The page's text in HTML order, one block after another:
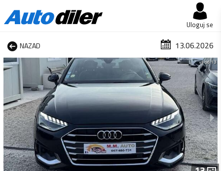
Uloguj se
NAZAD 13.06.2026
1 od 13